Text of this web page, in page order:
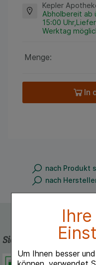
Um Ihnen besser
Kepler
Abholbereit ab
15:00
Werktag
Menge:
In
nach Produkt
nach
Sicherheit und Qualität